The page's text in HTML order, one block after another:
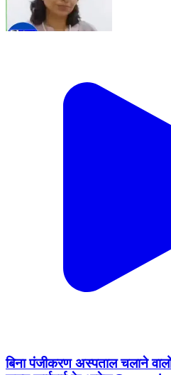
बिना पंजीकरण अस्पताल चलाने